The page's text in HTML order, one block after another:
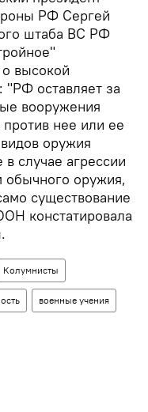
РФ Сергей
штаба ВС РФ
высокой
"РФ оставляет за
вооружения
нее или ее
оружия
случае агрессии
обычного оружия,
существование
констатировала
Колумнисты
военные учения